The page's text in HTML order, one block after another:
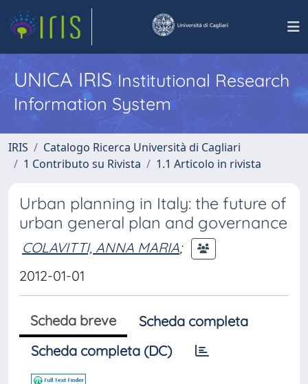
UNICA IRISInstitutional Research
Information System
IRIS
Catalogo Ricerca Università di Cagliari
1 Contributo su Rivista
1.1 Articolo in rivista
Urban planning in Italy: the future of
urban general plan and governance
COLAVITTI, ANNA MARIA;
2012-01-01
Scheda breve
Scheda completa
Scheda completa (DC)